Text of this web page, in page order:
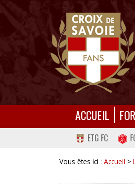
ACCUEIL
ETG FC
Vous êtes ici : Accueil >